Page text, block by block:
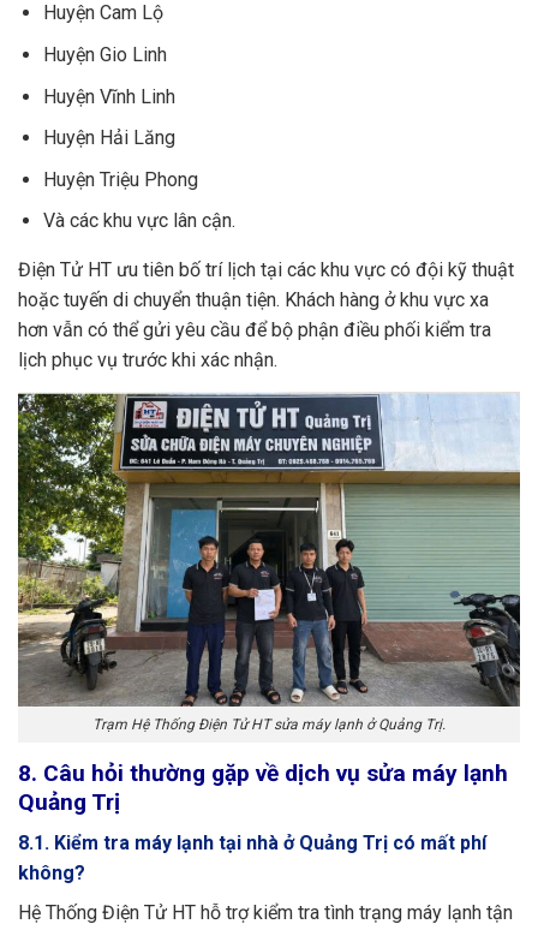
Huyện Cam Lộ
Huyện Gio Linh
Huyện Vĩnh Linh
Huyện Hải Lăng
Huyện Triệu Phong
Và các khu vực lân cận.
Điện Tử HT ưu tiên bố trí lịch tại các khu vực có đội kỹ thuật
hoặc tuyến di chuyển thuận tiện. Khách hàng ở khu vực xa
hơn vẫn có thể gửi yêu cầu để bộ phận điều phối kiểm tra
lịch phục vụ trước khi xác nhận.
Trạm Hệ Thống Điện Tử HT sửa máy lạnh ở Quảng Trị.
8. Câu hỏi thường gặp về dịch vụ sửa máy lạnh
Quảng Trị
8.1. Kiểm tra máy lạnh tại nhà ở Quảng Trị có mất phí
không?
Hệ Thống Điện Tử HT hỗ trợ kiểm tra tình trạng máy lạnh tận